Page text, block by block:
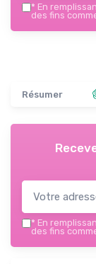
* En
des fins
Résumer
* En
des fins